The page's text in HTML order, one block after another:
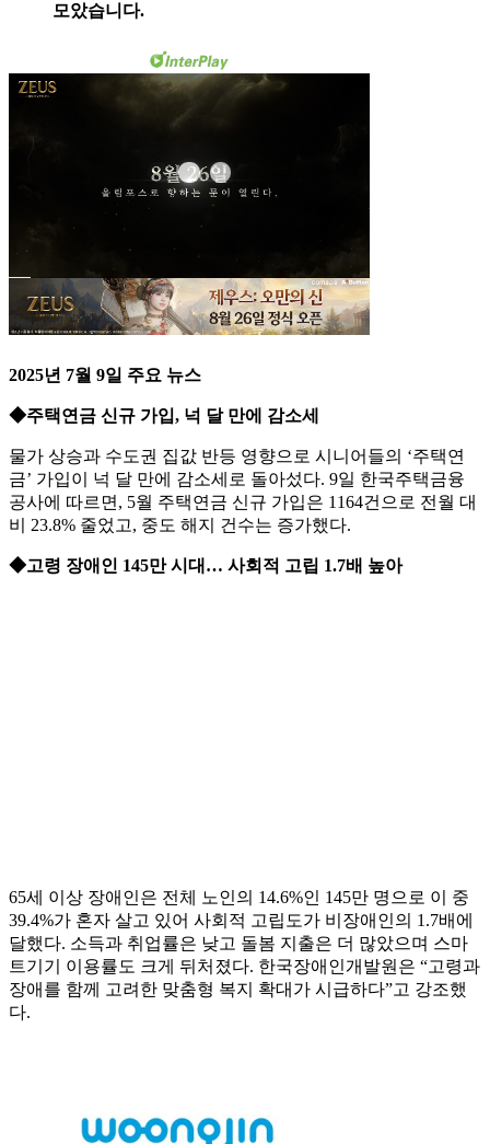
모았습니다.
2025년 7월 9일 주요 뉴스
◆주택연금 신규 가입, 넉 달 만에 감소세
물가 상승과 수도권 집값 반등 영향으로 시니어들의 ‘주택연
금’ 가입이 넉 달 만에 감소세로 돌아섰다. 9일 한국주택금융
공사에 따르면, 5월 주택연금 신규 가입은 1164건으로 전월 대
비 23.8% 줄었고, 중도 해지 건수는 증가했다.
◆고령 장애인 145만 시대… 사회적 고립 1.7배 높아
65세 이상 장애인은 전체 노인의 14.6%인 145만 명으로 이 중
39.4%가 혼자 살고 있어 사회적 고립도가 비장애인의 1.7배에
달했다. 소득과 취업률은 낮고 돌봄 지출은 더 많았으며 스마
트기기 이용률도 크게 뒤처졌다. 한국장애인개발원은 “고령과
장애를 함께 고려한 맞춤형 복지 확대가 시급하다”고 강조했
다.